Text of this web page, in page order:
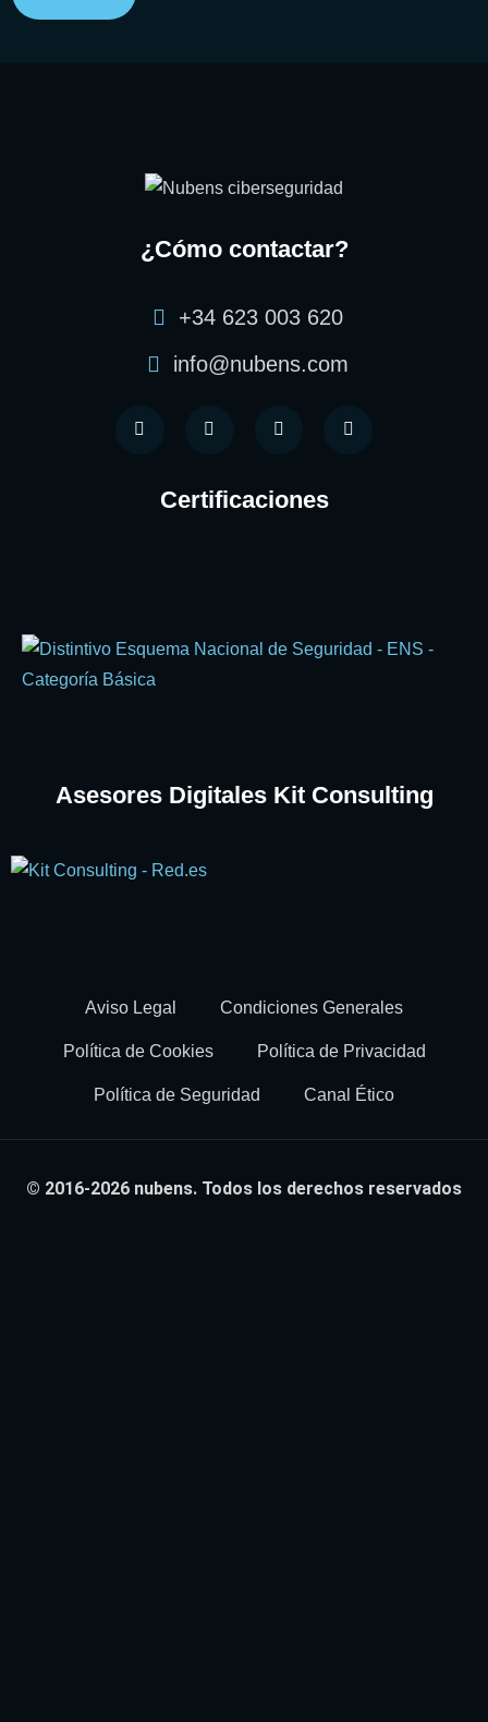
¿Cómo contactar?
+34 623 003 620
info@nubens.com
Certificaciones
Asesores Digitales Kit Consulting
Aviso Legal Condiciones Generales
Política de Cookies Política de Privacidad
Política de Seguridad Canal Ético
© 2016-2026 nubens. Todos los derechos reservados